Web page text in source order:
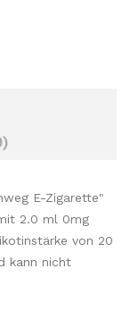
E-Zigarette"
2.0 ml 0mg
von 20
kann nicht